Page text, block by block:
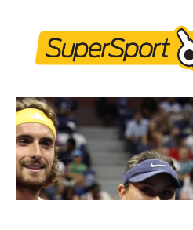
content